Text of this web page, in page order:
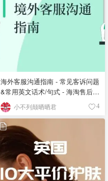
海外客服沟通指南 - 常见客诉问题
&常用英文话术/句式 - 海淘售后全
攻略 小不列颠晒晒君 4